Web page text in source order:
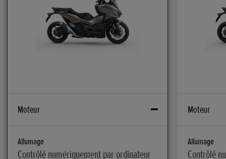
Moteur
Allumage
Contrôlé numériquement par ordinateur
Moteur
Allumage
Contrôlé